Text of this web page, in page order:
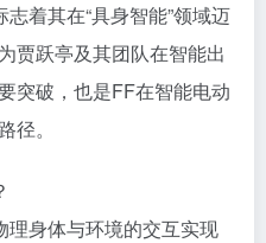
着其在“具身智能”领域迈
贾跃亭及其团队在智能出
突破，也是FF在智能电动
径。
理身体与环境的交互实现